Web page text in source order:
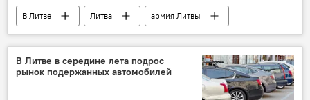
В Литве Литва
армия Литвы
вооруженные силы
военные учения
граница
Белоруссия
военные
ВС Литвы
учения
В Литве в середине лета подрос
рынок подержанных автомобилей